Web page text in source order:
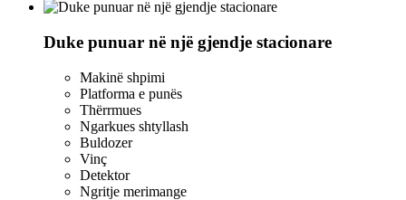
Duke punuar në një gjendje stacionare
Makinë shpimi
Platforma e punës
Thërrmues
Ngarkues shtyllash
Buldozer
Vinç
Detektor
Ngritje merimange